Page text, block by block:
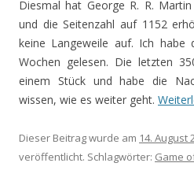
Diesmal hat George R. R.
und die Seitenzahl auf 1152
keine Langeweile auf. Ich
Wochen gelesen. Die letzten
einem Stück und habe die
wissen, wie es weiter geht.
Dieser Beitrag wurde am 14. August
veröffentlicht. Schlagwörter: Game